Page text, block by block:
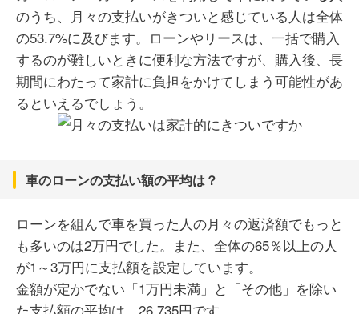
のうち、月々の支払いがきついと感じている人は全体
の53.7%に及びます。ローンやリースは、一括で購入
するのが難しいときに便利な方法ですが、購入後、長
期間にわたって家計に負担をかけてしまう可能性があ
るといえるでしょう。
車のローンの支払い額の平均は？
ローンを組んで車を買った人の月々の返済額でもっと
も多いのは2万円でした。また、全体の65％以上の人
が1～3万円に支払額を設定しています。
金額が定かでない「1万円未満」と「その他」を除い
た支払額の平均は、26,735円です。